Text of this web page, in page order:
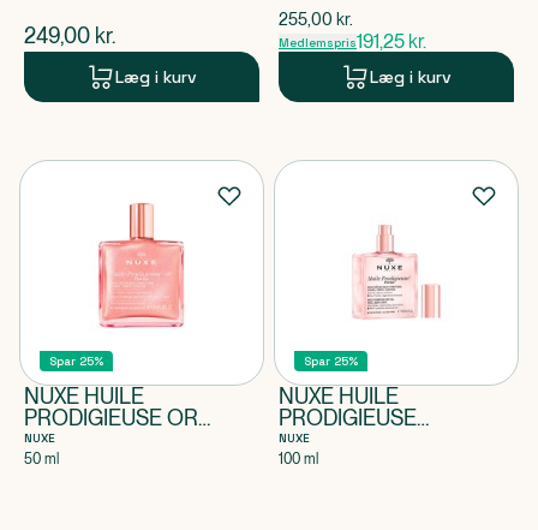
$nuværende pris
249,00 kr.
Læg i kurv
$gammel pris
255,00 kr.
Medlemspris191,25 kr.
Læg i kurv
Spar 25%
NUXE HUILE
PRODIGIEUSE OR
FLORALE
NUXE
50 ml
Spar 25%
NUXE HUILE
PRODIGIEUSE
FLORALE
NUXE
100 ml